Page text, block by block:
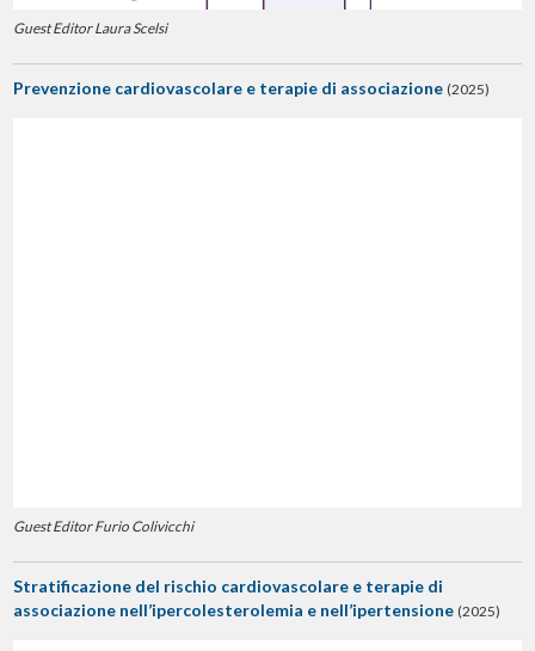
Guest Editor Laura Scelsi
Prevenzione cardiovascolare e terapie di associazione (2025)
Guest Editor Furio Colivicchi
Stratificazione del rischio cardiovascolare e terapie di
associazione nell’ipercolesterolemia e nell’ipertensione (2025)